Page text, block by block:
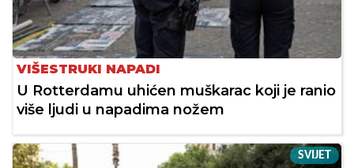
VIŠESTRUKI NAPADI
U Rotterdamu uhićen muškarac koji je ranio
više ljudi u napadima nožem
SVIJET